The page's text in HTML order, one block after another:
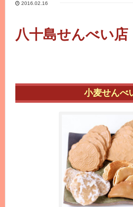
2016.02.16
八十島せんべい店
小麦せんべ